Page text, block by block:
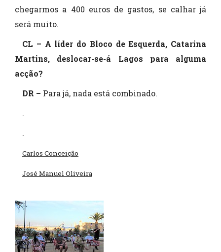
chegarmos a 400 euros de gastos, se calhar já
será muito.
CL – A líder do Bloco de Esquerda, Catarina
Martins, deslocar-se-á Lagos para alguma
acção?
DR – Para já, nada está combinado.
.
.
Carlos Conceição
José Manuel Oliveira